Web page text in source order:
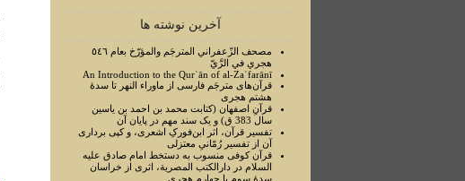
آخرین نوشته ها
مصحف الزّعفراني المترجَم والمؤرّخ بعام ٥٤٦
هجري في الرَّيّ
An Introduction to the Qurʾān of al-Zaʿfarānī
قرآن‌های مترجَم فارسی از ماوراء النهر تا سدۀ
هشتم هجری
قرآنِ اصفهان (کتابت محمد بن احمد بن یاسین
سال 383 ق) و یک سند مهم در پایان آن
تفسیر قرآن، اثر ابن‌فورکِ اشعری، و کپی برداری
آن از تفسیر رُمّانیِ معتزلی
قرآن کوفی منسوب به دستخط امام صادق علیه
السلام در دارالکتب المصرية، اثری از خراسان
سدۀ سوم یا چهارم هجری